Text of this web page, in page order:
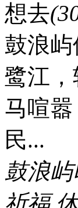
想去
鼓浪
鹭江
马喧
民...
鼓浪